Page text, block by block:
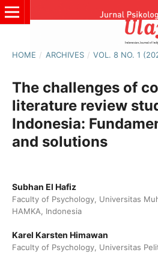
HOME / ARCHIVES / VOL. 8 NO. 1
The challenges of
literature review
Indonesia:
and solutions
Subhan El Hafiz
Faculty of Psychology, Universitas
HAMKA, Indonesia
Karel Karsten Himawan
Faculty of Psychology, Universitas